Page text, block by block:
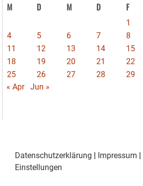
M D M D F
1
4
5 6 7 8
11
12 13 14 15
18
19 20 21 22
25
26 27 28 29
« Apr
Jun »
Datenschutzerklärung | Impressum |
Einstellungen